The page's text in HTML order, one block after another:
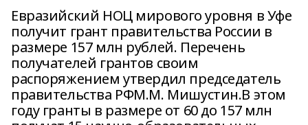
Евразийский НОЦ мирового уровня в Уфе
получит грант правительства России в
размере 157 млн рублей. Перечень
получателей грантов своим
распоряжением утвердил председатель
правительства РФМ.М. Мишустин.В этом
году гранты в размере от 60 до 157 млн